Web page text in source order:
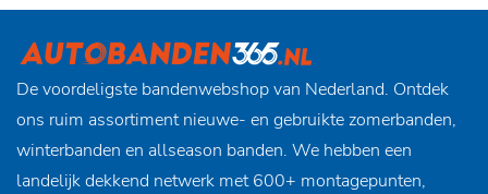
De voordeligste bandenwebshop van Nederland. Ontdek
ons ruim assortiment nieuwe- en gebruikte zomerbanden,
winterbanden en allseason banden. We hebben een
landelijk dekkend netwerk met 600+ montagepunten,